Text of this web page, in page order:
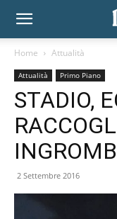
Home Attualità
Attualità Primo Piano
STADIO,
2 Settembre 2016